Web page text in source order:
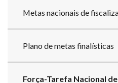
Metas nacionais de
Plano de metas finalísticas
Força-Tarefa Nacional